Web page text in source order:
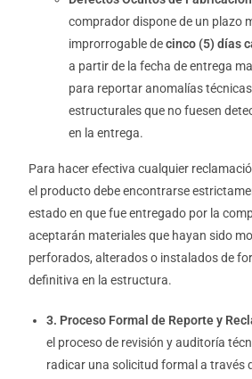
comprador dispone de un plazo
improrrogable decinco (5) días
a partir de la fecha de entrega
para reportar anomalías
estructurales que no fuesen
en la entrega.
Para hacer efectiva cualquier
el producto debe encontrarse
estado en que fue entregado por la
aceptarán materiales que hayan sido
perforados, alterados o instalados de
definitiva en la estructura.
3. Proceso Formal de Reporte y
el proceso de revisión y auditoría
radicar una solicitud formal a través